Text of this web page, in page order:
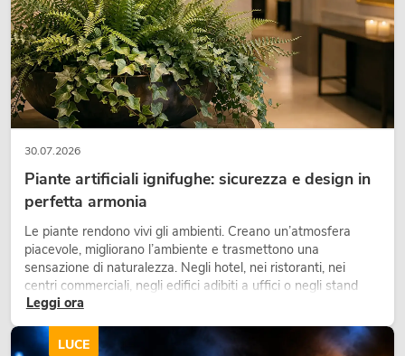
EUROLITE LED IP PAR 7x10W RGBL
spot
No. 51914226Articolo non disponibile
30.07.2026
Piante artificiali ignifughe: sicurezza e design in
perfetta armonia
Le piante rendono vivi gli ambienti. Creano un’atmosfera
piacevole, migliorano l’ambiente e trasmettono una
sensazione di naturalezza. Negli hotel, nei ristoranti, nei
centri commerciali, negli edifici adibiti a uffici o negli stand
fieristici, una vegetazione di alta qualità è ormai parte
Leggi ora
LUCE